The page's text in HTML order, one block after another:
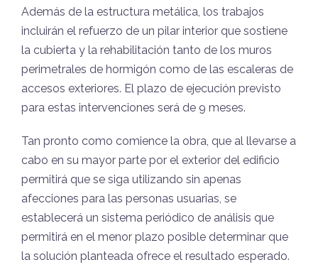
Además de la estructura metálica, los trabajos
incluirán el refuerzo de un pilar interior que sostiene
la cubierta y la rehabilitación tanto de los muros
perimetrales de hormigón como de las escaleras de
accesos exteriores. El plazo de ejecución previsto
para estas intervenciones será de 9 meses.
Tan pronto como comience la obra, que al llevarse a
cabo en su mayor parte por el exterior del edificio
permitirá que se siga utilizando sin apenas
afecciones para las personas usuarias, se
establecerá un sistema periódico de análisis que
permitirá en el menor plazo posible determinar que
la solución planteada ofrece el resultado esperado.